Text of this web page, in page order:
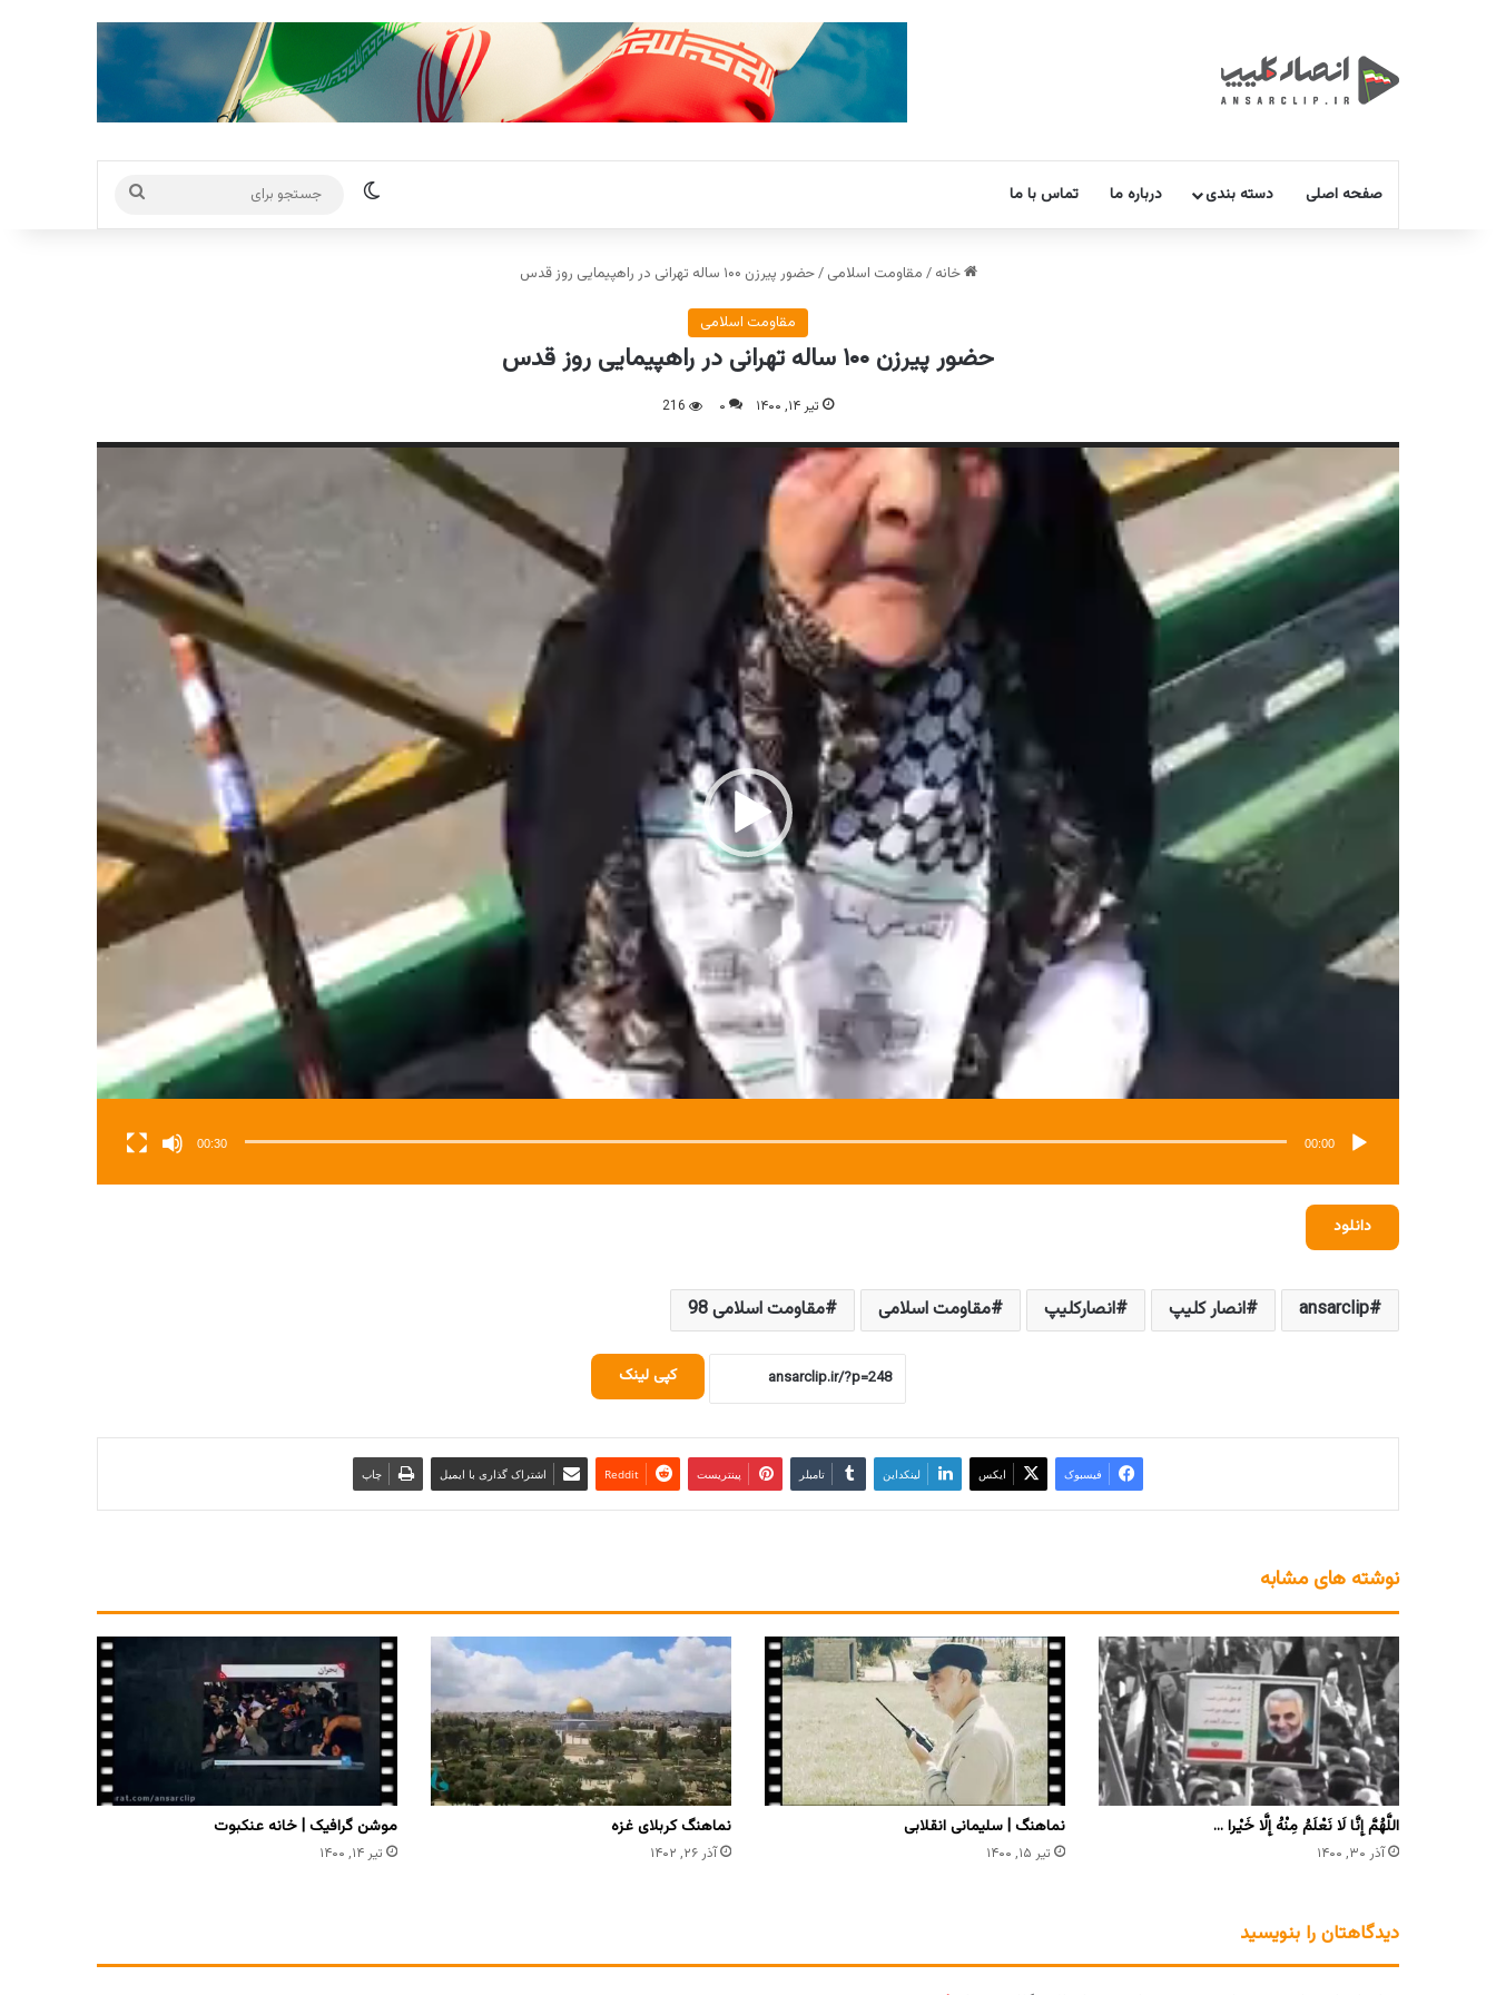
صفحه اصلی دسته بندی درباره ما تماس با ما تغییر پوسته
برای
خانه / مقاومت اسلامی /حضور پیرزن ۱۰۰ ساله تهرانی در راهپیمایی روز قدس
مقاومت اسلامی
حضور پیرزن ۱۰۰ ساله تهرانی در راهپیمایی روز قدس
تیر ۱۴, ۱۴۰۰ ۰ 216
نمایشگر
00:00
00:30
دانلود
ansarclip انصار کلیپ انصارکلیپ مقاومت اسلامی مقاومت اسلامی 98
کپی لینک
فیسبوک ایکس لینکداین تامبلر پینتریست Reddit اشتراک گذاری با ایمیل چاپ
نوشته های مشابه
اللَّهُمَّ إِنَّا لَا نَعْلَمُ مِنْهُ إِلَّا خَیْرا …
آذر ۳۰, ۱۴۰۰
نماهنگ | سلیمانی انقلابی
تیر ۱۵, ۱۴۰۰
نماهنگ کربلای غزه
آذر ۲۶, ۱۴۰۲
موشن گرافیک | خانه عنکبوت
تیر ۱۴, ۱۴۰۰
دیدگاهتان را بنویسید